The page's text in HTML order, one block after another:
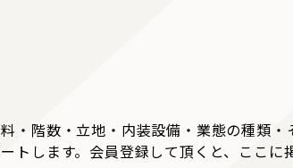
・階数・立地・内装設備・業態の種類
トします。会員登録して頂くと、ここ